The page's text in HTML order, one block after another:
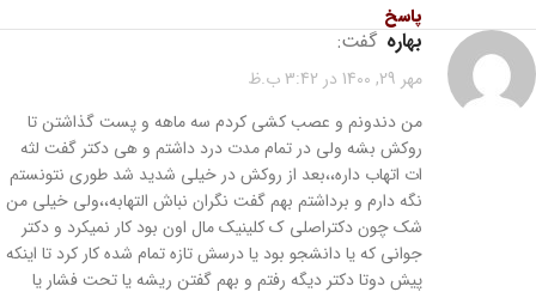
پاسخ
بهاره گفت:
مهر 29, 1400 در 3:42 ب.ظ
من دندونم و عصب کشی کردم سه ماهه و پست گذاشتن تا
روکش بشه ولی در تمام مدت درد داشتم و هی دکتر گفت لثه
ات اتهاب داره،،بعد از روکش در خیلی شدید شد طوری نتونستم
نگه دارم و برداشتم بهم گفت نگران نباش التهابه،،ولی خیلی من
شک چون دکتراصلی ک کلینیک مال اون بود کار نمیکرد و دکتر
جوانی که یا دانشجو بود یا درسش تازه تمام شده کار کرد تا اینکه
پیش دوتا دکتر دیگه رفتم و بهم گفتن ریشه یا تحت فشار یا